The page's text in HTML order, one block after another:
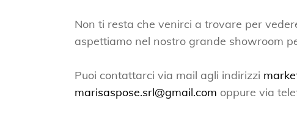
Non ti resta che venirci a trovare per
aspettiamo nel nostro grande showroom
Puoi contattarci via mail agli indirizzi
marisaspose.srl@gmail.com oppure via